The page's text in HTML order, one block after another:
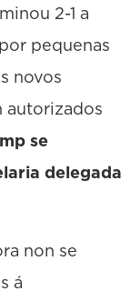
2-1 a
pequenas
novos
autorizados
se
delegada
non se
á